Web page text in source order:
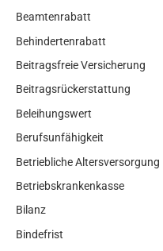
Beamtenrabatt
Behindertenrabatt
Beitragsfreie Versicherung
Beitragsrückerstattung
Beleihungswert
Berufsunfähigkeit
Betriebliche Altersversorgung
Betriebskrankenkasse
Bilanz
Bindefrist